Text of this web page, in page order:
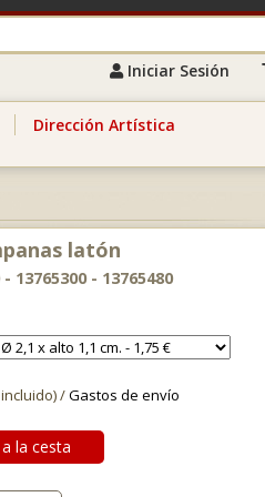
Iniciar Sesión
Dirección Artística
latón
- 13765300 - 13765480
incluido) /Gastos de envío
la cesta